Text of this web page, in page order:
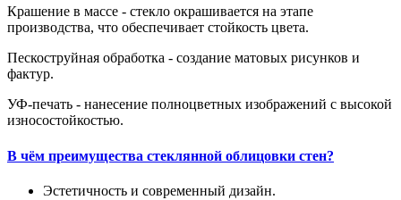
Крашение в массе - стекло окрашивается на этапе
производства, что обеспечивает стойкость цвета.
Пескоструйная обработка - создание матовых рисунков и
фактур.
УФ-печать - нанесение полноцветных изображений с высокой
износостойкостью.
В чём преимущества стеклянной облицовки стен?
Эстетичность и современный дизайн.